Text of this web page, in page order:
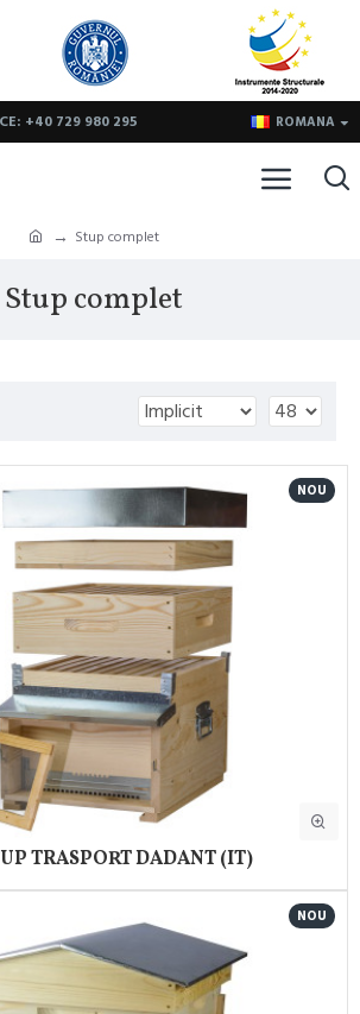
+40 729 980 295 ROMANA
Stup complet
Stup complet
NOU
TRASPORT DADANT (IT)
NOU